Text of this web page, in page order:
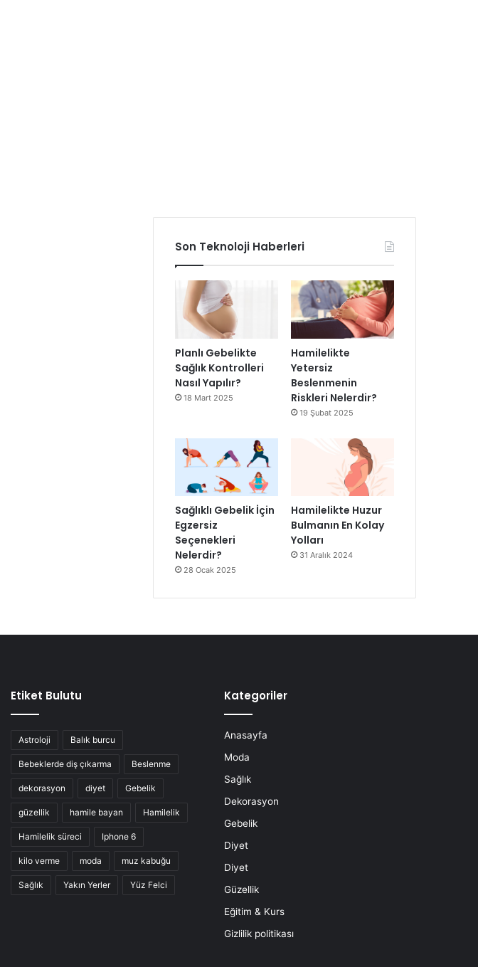
Son Teknoloji Haberleri
Planlı Gebelikte
Sağlık Kontrolleri
Nasıl Yapılır?
18 Mart 2025
Hamilelikte
Yetersiz
Beslenmenin
Riskleri Nelerdir?
19 Şubat 2025
Sağlıklı Gebelik İçin
Egzersiz
Seçenekleri
Nelerdir?
28 Ocak 2025
Hamilelikte Huzur
Bulmanın En Kolay
Yolları
31 Aralık 2024
Etiket Bulutu
Astroloji Balık burcu
Bebeklerde diş çıkarma Beslenme
dekorasyon diyet Gebelik
güzellik hamile bayan Hamilelik
Hamilelik süreci Iphone 6
kilo verme moda muz kabuğu
Sağlık Yakın Yerler Yüz Felci
Kategoriler
Anasayfa
Moda
Sağlık
Dekorasyon
Gebelik
Diyet
Diyet
Güzellik
Eğitim & Kurs
Gizlilik politikası